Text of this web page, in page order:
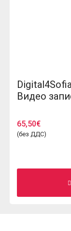
Видео
65,50€
(без ДДС)